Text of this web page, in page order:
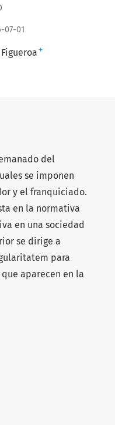
07-01
+
del
se imponen
y el franquiciado.
en la normativa
en una sociedad
se dirige a
para
aparecen en la